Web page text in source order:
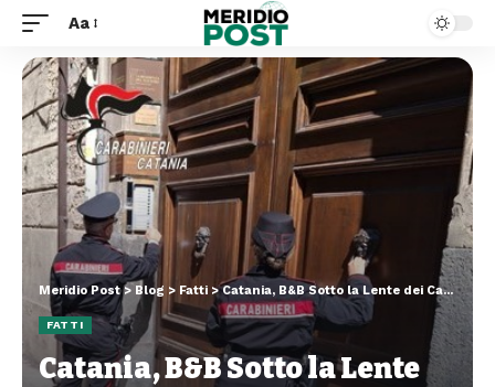
Aa
Meridio Post> Blog > Fatti >Catania, B&B Sotto la Lente dei Carabinieri nel Centro Storico
FATTI
Catania, B&B Sotto la Lente